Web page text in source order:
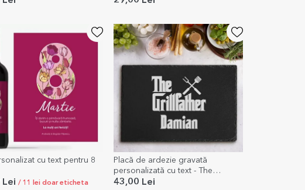
cu text pentru 8
Lei / 11 lei doar eticheta
Placă de ardezie gravată
personalizată cu text - The
Grillfather
43,00 Lei